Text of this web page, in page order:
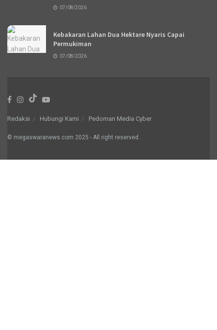
07/08/2026
Kebakaran Lahan Dua Hektare Nyaris Capai
Permukiman
07/08/2026
Redaksi Hubungi Kami Pedoman Media Cyber
© megaswaranews.com 2025 - All right reserved